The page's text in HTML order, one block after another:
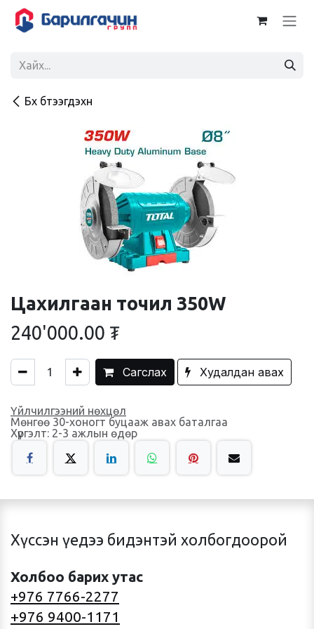
Skip to Content
Бүх бүтээгдэхүүн
Цахилгаан точил 350W
240'000.00 ₮
Сагслах Худалдан авах
Үйлчилгээний нөхцөл
Мөнгөө 30-хоногт буцааж авах баталгаа
Хүргэлт: 2-3 ажлын өдөр
Хүссэн үедээ бидэнтэй холбогдоорой
Холбоо барих утас
+976 7766-2277
+976 9400-1171